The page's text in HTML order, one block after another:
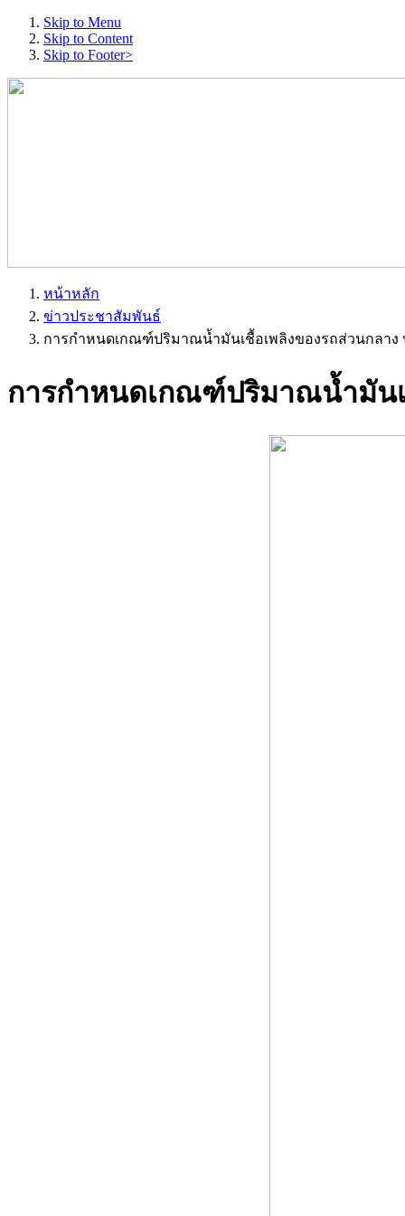
Skip to Menu
Skip to Content
Skip to Footer>
หน้าหลัก
ข่าวประชาสัมพันธ์
การกำหนดเกณฑ์ปริมาณน้ำมันเชื้อเพลิงของรถส่วนกลาง
การกำหนดเกณฑ์ปริมาณน้ำมันเ